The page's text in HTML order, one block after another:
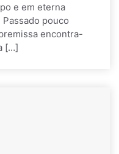
e em eterna
pouco
encontra-
[…]